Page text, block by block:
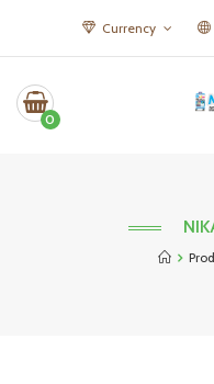
Currency
0